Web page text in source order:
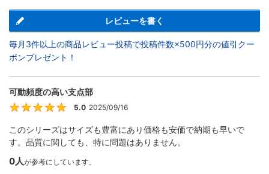
レビューを書く
毎月3件以上の商品レビュー投稿で投稿件数×500円分の値引クー
ポンプレゼント！
可動頻度の高い支点部
5
5.0 2025/09/16
このシリーズはサイズも豊富にあり価格も安価で納期も早いで
す。品質に関しても、特に問題はありません。
0人が参考にしています。